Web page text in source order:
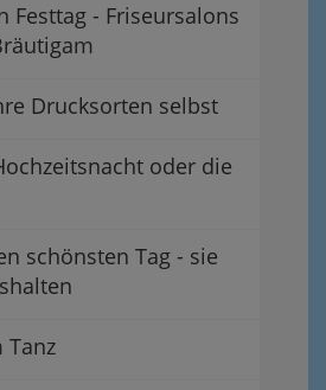
Festtag - Friseursalons
Drucksorten selbst
oder die
schönsten Tag - sie
Tanz